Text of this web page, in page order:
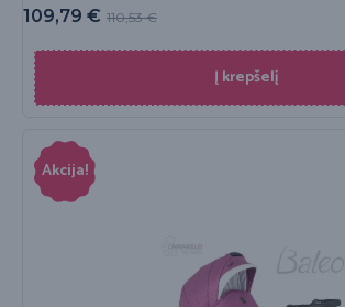
110,53€
109,79 €
Į krepšelį
Akcija!